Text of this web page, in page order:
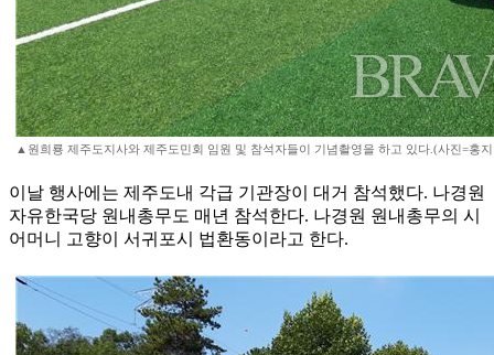
▲원희룡 제주도지사와 제주도민회 임원 및 참석자들이 기념촬영을 하고 있다.(사진=홍
이날 행사에는 제주도내 각급 기관장이 대거 참석했다. 나경원
자유한국당 원내총무도 매년 참석한다. 나경원 원내총무의 시
어머니 고향이 서귀포시 법환동이라고 한다.